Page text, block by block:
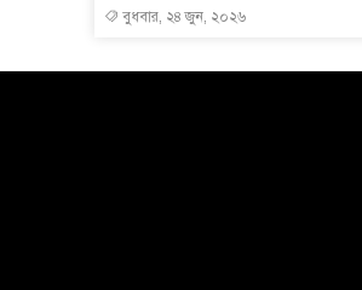
বুধবার, ২৪ জুন, ২০২৬